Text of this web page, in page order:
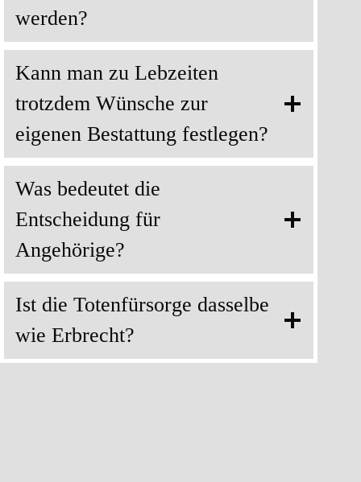
werden?
Kann man zu Lebzeiten
trotzdem Wünsche zur
eigenen Bestattung festlegen?
Was bedeutet die
Entscheidung für
Angehörige?
Ist die Totenfürsorge dasselbe
wie Erbrecht?